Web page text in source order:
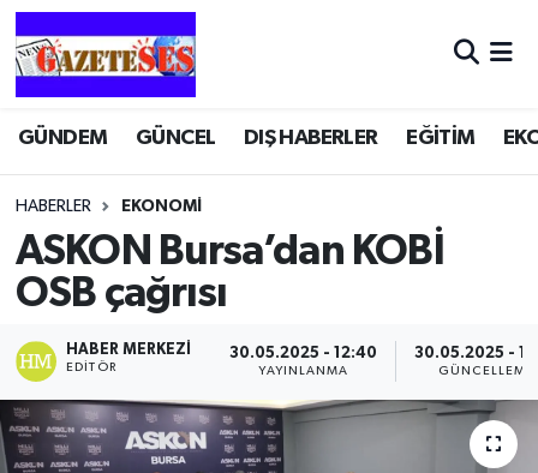
GÜNDEM GÜNCEL DIŞ HABERLER EĞİTİM
HABERLER EKONOMİ
ASKON Bursa’dan KOBİ
OSB çağrısı
HABER MERKEZI
EDITÖR
30.05.2025 - 12:40
YAYINLANMA
30.05.2025 -
GÜNCELLEME